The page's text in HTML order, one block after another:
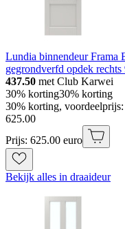
Lundia binnendeur Frama
gegrondverfd opdek
437.50 met Club Karwei
30% korting30% korting
30% korting,
625.00
Prijs: 625.00 euro
Bekijk alles in draaideur